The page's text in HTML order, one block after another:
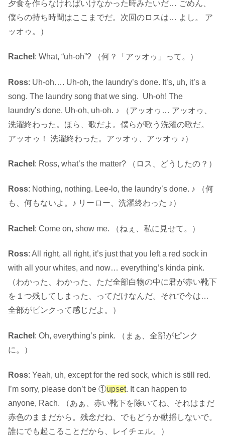
夕食を作らなければいけなかった時みたいだ… ごめん、
僕らの持ち時間はここまでだ。次回のロスは… よし。 ア
ッオゥ。）
Rachel : What, “uh-oh”? （何？「アッオゥ」って。）
Ross: Uh-oh…. Uh-oh, the laundry’s done. It’s, uh, it’s a
song. The laundry song that we sing. Uh-oh! The
laundry’s done. Uh-oh, uh-oh. ♪ （アッオゥ… アッオゥ、
洗濯終わった。ほら、歌だよ。僕らが歌う洗濯の歌だ。
アッオゥ！ 洗濯終わった。アッオゥ、アッオゥ ♪）
Rachel : Ross, what’s the matter? （ロス、どうしたの？）
Ross: Nothing, nothing. Lee-lo, the laundry’s done. ♪ （何
も、何もないよ。♪ リーロー、洗濯終わった ♪）
Rachel : Come on, show me. （ねぇ、私に見せて。）
Ross: All right, all right, it’s just that you left a red sock in
with all your whites, and now… everything’s kinda pink.
（わかった、わかった、ただ全部白物の中に君が赤い靴下
を１つ残してしまった、ってだけなんだ。それで今は…
全部がピンクって感じだよ。）
Rachel : Oh, everything’s pink. （まぁ、全部がピンク
に。）
Ross: Yeah, uh, except for the red sock, which is still red.
I’m sorry, please don’t be ①upset. It can happen to
anyone, Rach. （あぁ、赤い靴下を除いてね、それはまだ
赤色のままだから。残念だね、でもどうか動揺しないで。
誰にでも起こることだから、レイチェル。）